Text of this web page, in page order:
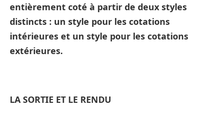
entièrement coté à partir de deux styles
distincts : un style pour les cotations
intérieures et un style pour les cotations
extérieures.
LA SORTIE ET LE RENDU